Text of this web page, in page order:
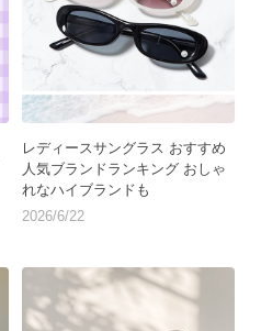
レディースサングラス おすすめ
人気ブランドランキング おしゃ
れなハイブランドも
2026/6/22